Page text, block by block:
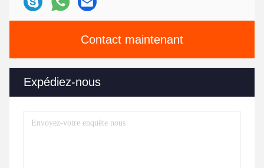
Contact maintenant
Expédiez-nous